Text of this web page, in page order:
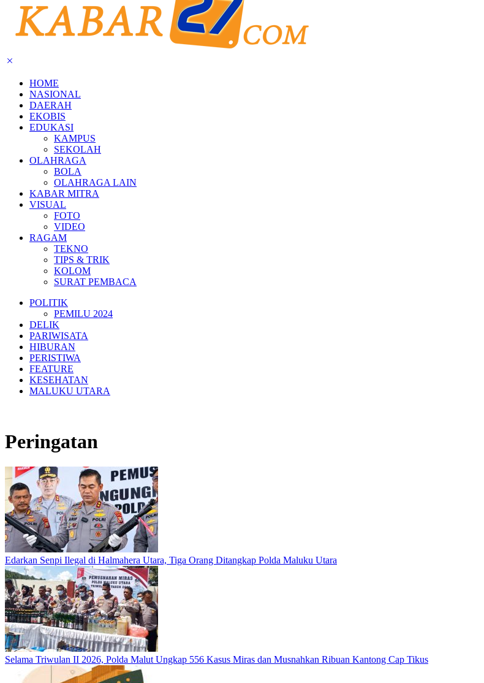
HOME
NASIONAL
DAERAH
EKOBIS
EDUKASI
KAMPUS
SEKOLAH
OLAHRAGA
BOLA
OLAHRAGA LAIN
KABAR MITRA
VISUAL
FOTO
VIDEO
RAGAM
TEKNO
TIPS & TRIK
KOLOM
SURAT PEMBACA
POLITIK
PEMILU 2024
DELIK
PARIWISATA
HIBURAN
PERISTIWA
FEATURE
KESEHATAN
MALUKU UTARA
Peringatan
Edarkan Senpi Ilegal di Halmahera Utara, Tiga Orang Ditangkap Polda Maluku Utara
Selama Triwulan II 2026, Polda Malut Ungkap 556 Kasus Miras dan Musnahkan Ribuan Kantong Cap Tikus